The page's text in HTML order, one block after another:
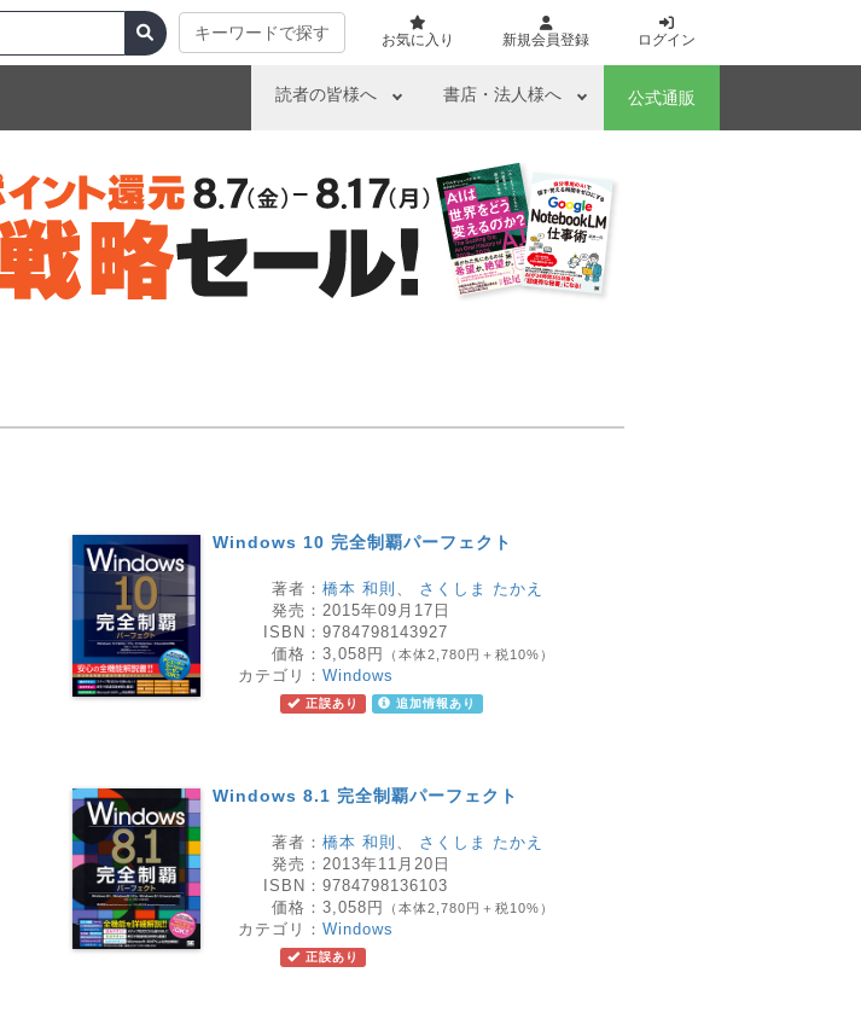
キーワードで探す お気に入り 新規会員登録 ログイン
読者の皆様へ 書店・法人様へ 公式通販
Windows 10 完全制覇パーフェクト
著者： 橋本 和則 、 さくしま たかえ
発売： 2015年09月17日
ISBN： 9784798143927
価格： 3,058円 （本体2,780円＋税10%）
カテゴリ： Windows
正誤あり 追加情報あり
Windows 8.1 完全制覇パーフェクト
著者： 橋本 和則 、 さくしま たかえ
発売： 2013年11月20日
ISBN： 9784798136103
価格： 3,058円 （本体2,780円＋税10%）
カテゴリ： Windows
正誤あり